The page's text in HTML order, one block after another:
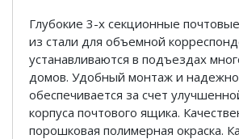
Глубокие 3-х секционные
из стали для объемной
устанавливаются в подъездах
домов. Удобный монтаж и
обеспечивается за счет
корпуса почтового ящика.
порошковая полимерная окраска.